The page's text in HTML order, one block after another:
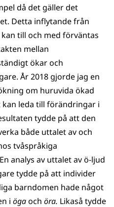
då det gäller det
Detta inflytande från
till och med förväntas
mellan
ökar och
År 2018 gjorde jag en
om huruvida ökad
leda till förändringar i
tydde på att den
både uttalet av och
tvåspråkiga
analys av uttalet av ö-ljud
tydde på att individer
barndomen hade något
i ögaoch öra. Likaså tydde